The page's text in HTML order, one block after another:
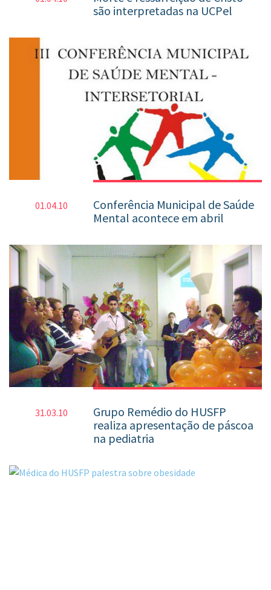
são interpretadas na UCPel
01.04.10
Conferência Municipal de Saúde
Mental acontece em abril
31.03.10
Grupo Remédio do HUSFP
realiza apresentação de páscoa
na pediatria